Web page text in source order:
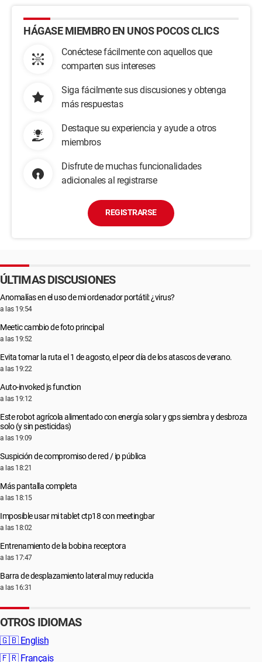
HÁGASE MIEMBRO EN UNOS POCOS CLICS
Conéctese fácilmente con aquellos que
comparten sus intereses
Siga fácilmente sus discusiones y obtenga
más respuestas
Destaque su experiencia y ayude a otros
miembros
Disfrute de muchas funcionalidades
adicionales al registrarse
REGISTRARSE
ÚLTIMAS DISCUSIONES
Anomalías en el uso de mi ordenador portátil: ¿virus?
a las 19:54
Meetic cambio de foto principal
a las 19:52
Evita tomar la ruta el 1 de agosto, el peor día de los atascos de verano.
a las 19:22
Auto-invoked js function
a las 19:12
Este robot agrícola alimentado con energía solar y gps siembra y desbroza
solo (y sin pesticidas)
a las 19:09
Suspición de compromiso de red / ip pública
a las 18:21
Más pantalla completa
a las 18:15
Imposible usar mi tablet ctp18 con meetingbar
a las 18:02
Entrenamiento de la bobina receptora
a las 17:47
Barra de desplazamiento lateral muy reducida
a las 16:31
OTROS IDIOMAS
🇬🇧 English
🇫🇷 Français